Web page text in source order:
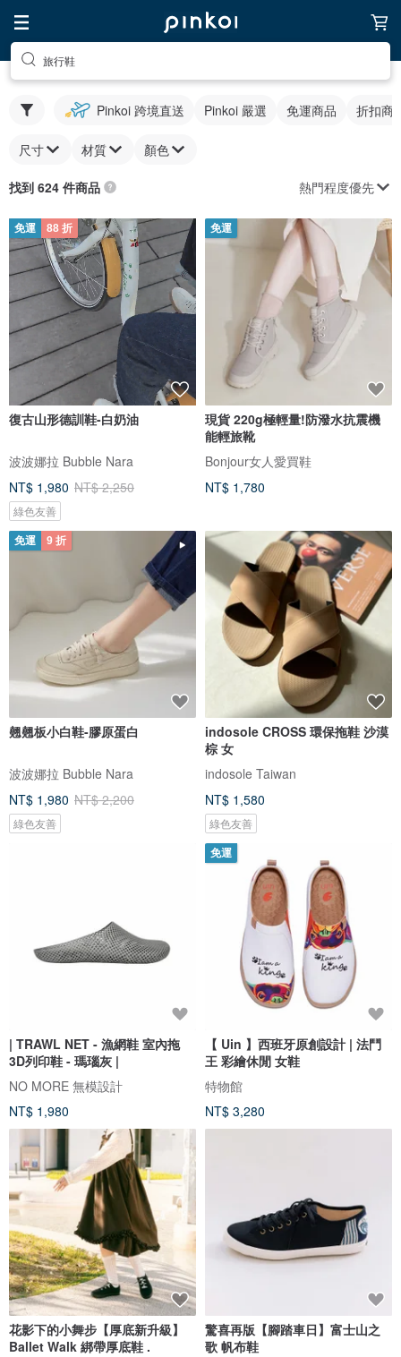
旅行鞋
Pinkoi 跨境直送 Pinkoi 嚴選 免運商品 折扣商
尺寸 材質 顏色
找到 624 件商品 熱門程度優先
免運 88 折
復古山形德訓鞋-白奶油
波波娜拉 Bubble Nara
NT$ 1,980 NT$ 2,250
綠色友善
免運
現貨 220g極輕量!防潑水抗震機
能輕旅靴
Bonjour女人愛買鞋
NT$ 1,780
免運 9 折
翹翹板小白鞋-膠原蛋白
波波娜拉 Bubble Nara
NT$ 1,980 NT$ 2,200
綠色友善
indosole CROSS 環保拖鞋 沙漠
棕 女
indosole Taiwan
NT$ 1,580
綠色友善
| TRAWL NET - 漁網鞋 室內拖
3D列印鞋 - 瑪瑙灰 |
NO MORE 無模設計
NT$ 1,980
免運
【 Uin 】西班牙原創設計 | 法鬥
王 彩繪休閒 女鞋
特物館
NT$ 3,280
花影下的小舞步【厚底新升級】
Ballet Walk 綁帶厚底鞋 .
驚喜再版【腳踏車日】富士山之
歌 帆布鞋